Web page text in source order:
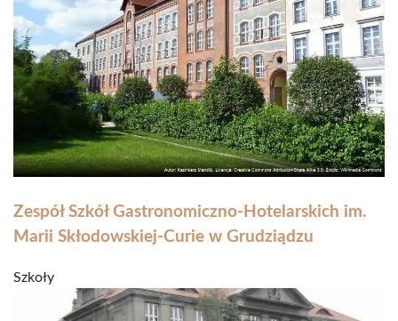
Zespół Szkół Gastronomiczno-Hotelarskich im.
Marii Skłodowskiej-Curie w Grudziądzu
Szkoły